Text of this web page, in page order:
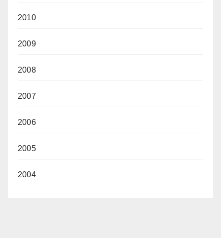
2010
2009
2008
2007
2006
2005
2004